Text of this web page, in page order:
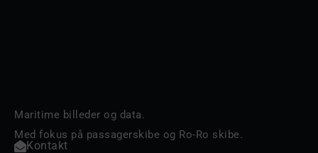
Maritime billeder og data.
Med fokus på passagerskibe og Ro-Ro skibe.
Kontakt